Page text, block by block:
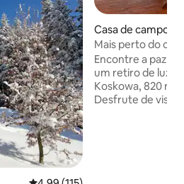
Casa de campo ⋅
Mais perto do
spa ao ar livre
Encontre a paz
um retiro de luxo
Koskowa, 820 m
Desfrute de